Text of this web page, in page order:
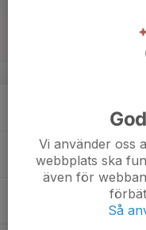
Vi använder oss
webbplats ska
även för
Så